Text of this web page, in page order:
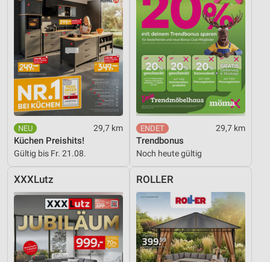
29,7 km
Küchen Preishits!
Gültig bis Fr. 21.08.
29,7 km
Trendbonus
Noch heute gültig
XXXLutz ROLLER